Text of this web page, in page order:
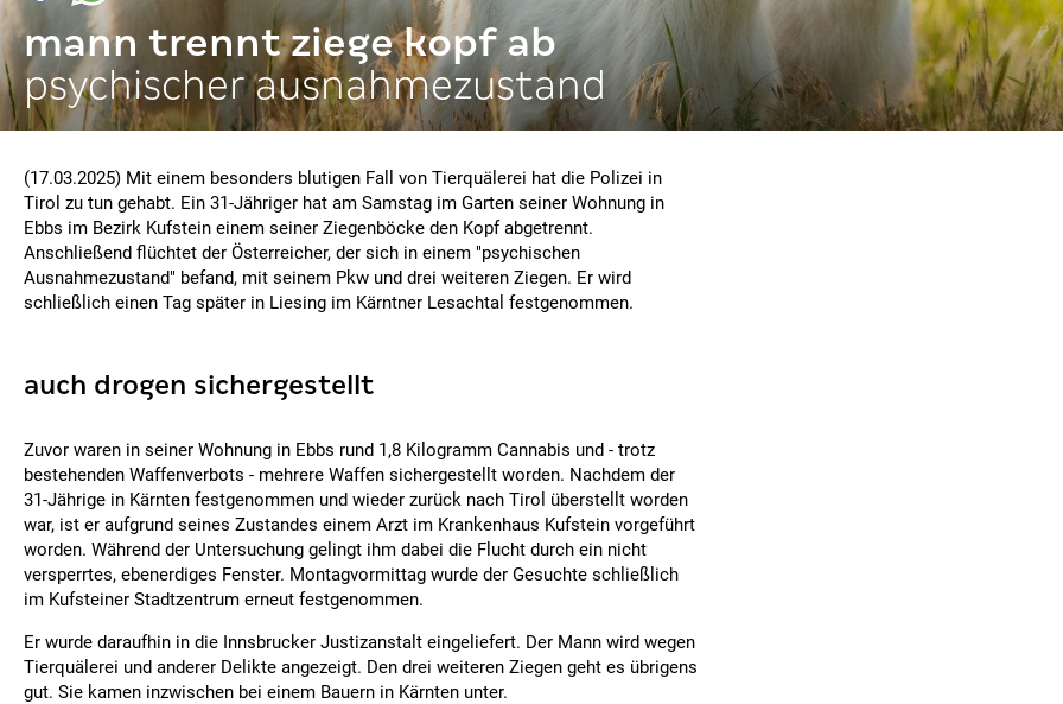
mann trennt ziege kopf ab
psychischer ausnahmezustand
(17.03.2025) Mit einem besonders blutigen Fall von Tierquälerei hat die Polizei in
Tirol zu tun gehabt. Ein 31-Jähriger hat am Samstag im Garten seiner Wohnung in
Ebbs im Bezirk Kufstein einem seiner Ziegenböcke den Kopf abgetrennt.
Anschließend flüchtet der Österreicher, der sich in einem "psychischen
Ausnahmezustand" befand, mit seinem Pkw und drei weiteren Ziegen. Er wird
schließlich einen Tag später in Liesing im Kärntner Lesachtal festgenommen.
auch drogen sichergestellt
Zuvor waren in seiner Wohnung in Ebbs rund 1,8 Kilogramm Cannabis und - trotz
bestehenden Waffenverbots - mehrere Waffen sichergestellt worden. Nachdem der
31-Jährige in Kärnten festgenommen und wieder zurück nach Tirol überstellt worden
war, ist er aufgrund seines Zustandes einem Arzt im Krankenhaus Kufstein vorgeführt
worden. Während der Untersuchung gelingt ihm dabei die Flucht durch ein nicht
versperrtes, ebenerdiges Fenster. Montagvormittag wurde der Gesuchte schließlich
im Kufsteiner Stadtzentrum erneut festgenommen.
Er wurde daraufhin in die Innsbrucker Justizanstalt eingeliefert. Der Mann wird wegen
Tierquälerei und anderer Delikte angezeigt. Den drei weiteren Ziegen geht es übrigens
gut. Sie kamen inzwischen bei einem Bauern in Kärnten unter.